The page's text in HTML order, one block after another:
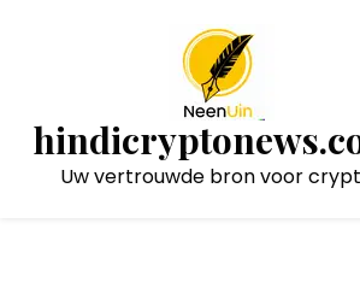
Uw vertrouwde bron voor